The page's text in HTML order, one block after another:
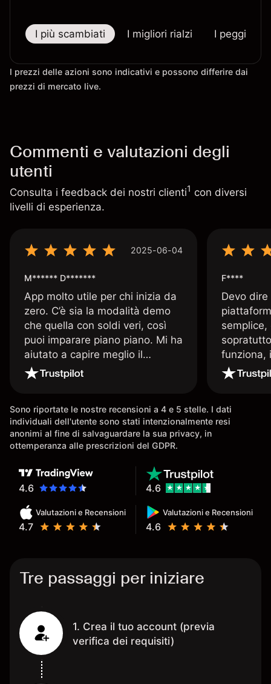
I più scambiati I migliori rialzi I peggiori
I prezzi delle azioni sono indicativi e possono differire dai
prezzi di mercato live.
Commenti e valutazioni degli
utenti
Consulta i feedback dei nostri clienti1 con diversi
livelli di esperienza.
2025-06-04
M****** D*******
App molto utile per chi inizia da
zero. C’è sia la modalità demo
che quella con soldi veri, così
puoi imparare piano piano. Mi ha
aiutato a capire meglio il
trading. La consiglio a chi parte
senza esperienza.
F****
Devo
funziona,
Davide e'
spiega
Sono riportate le nostre recensioni a 4 e 5 stelle. I dati
individuali dell'utente sono stati intenzionalmente resi
anonimi al fine di salvaguardare la sua privacy, in
ottemperanza alle prescrizioni del GDPR.
4.6
Valutazioni e Recensioni
4.7
Valutazioni e Recensioni
4.6
4.6
Tre passaggi per iniziare
1. Crea il tuo account (previa
verifica dei requisiti)